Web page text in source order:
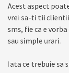
Acest aspect
vrei sa-ti tii
sms, fie ca e
sau simple urari.
Iata ce trebuie sa